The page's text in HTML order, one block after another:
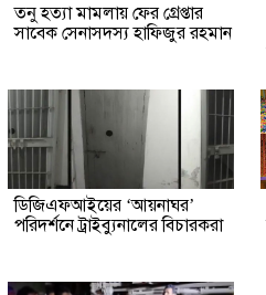
তনু হত্যা মামলায় ফের গ্রেপ্তার
সাবেক সেনাসদস্য হাফিজুর রহমান
ডিজিএফআইয়ের ‘আয়নাঘর’
পরিদর্শনে ট্রাইব্যুনালের বিচারকরা